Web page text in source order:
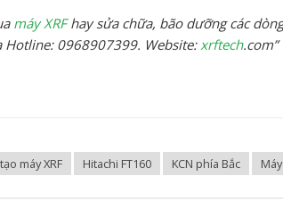
máy XRFhay sửa chữa, bão dưỡng các
Hotline: 0968907399. Website:xrftech.com”
máy XRF Hitachi FT160 KCN phía Bắc